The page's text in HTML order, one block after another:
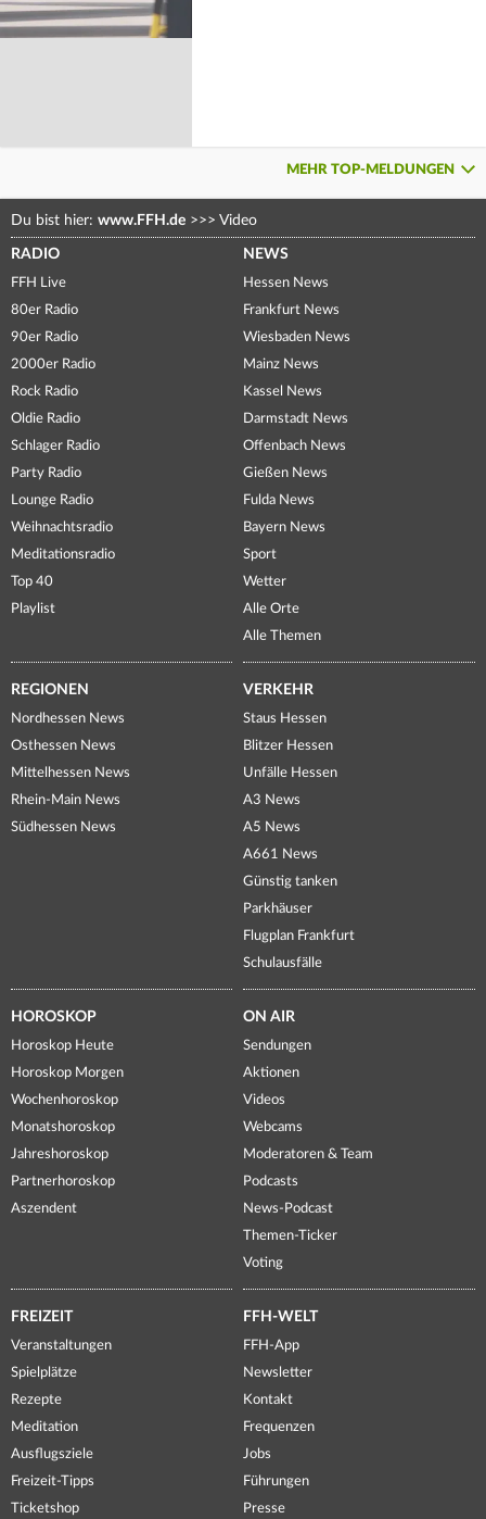
MEHR TOP-MELDUNGEN
Du bist hier: www.FFH.de >>> Video
RADIO
FFH Live
80er Radio
90er Radio
2000er Radio
Rock Radio
Oldie Radio
Schlager Radio
Party Radio
Lounge Radio
Weihnachtsradio
Meditationsradio
Top 40
Playlist
NEWS
Hessen News
Frankfurt News
Wiesbaden News
Mainz News
Kassel News
Darmstadt News
Offenbach News
Gießen News
Fulda News
Bayern News
Sport
Wetter
Alle Orte
Alle Themen
REGIONEN
Nordhessen News
Osthessen News
Mittelhessen News
Rhein-Main News
Südhessen News
VERKEHR
Staus Hessen
Blitzer Hessen
Unfälle Hessen
A3 News
A5 News
A661 News
Günstig tanken
Parkhäuser
Flugplan Frankfurt
Schulausfälle
HOROSKOP
Horoskop Heute
Horoskop Morgen
Wochenhoroskop
Monatshoroskop
Jahreshoroskop
Partnerhoroskop
Aszendent
ON AIR
Sendungen
Aktionen
Videos
Webcams
Moderatoren & Team
Podcasts
News-Podcast
Themen-Ticker
Voting
FREIZEIT
Veranstaltungen
Spielplätze
Rezepte
Meditation
Ausflugsziele
Freizeit-Tipps
Ticketshop
FFH-WELT
FFH-App
Newsletter
Kontakt
Frequenzen
Jobs
Führungen
Presse